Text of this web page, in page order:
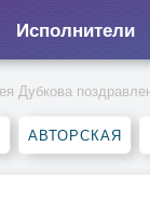
Исполнители
Дубкова
АВТОРСКАЯ